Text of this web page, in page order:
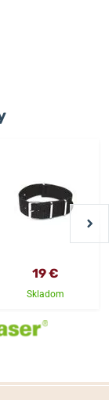
19 €
Skladom